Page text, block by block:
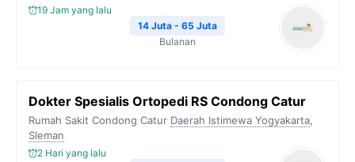
k
m
19 Jam yang lalu
14 Juta - 65 Juta
Bulanan
Dokter Spesialis Ortopedi RS Condong Catur
Rumah Sakit Condong Catur Daerah Istimewa Yogyakarta,
Sleman
2 Hari yang lalu